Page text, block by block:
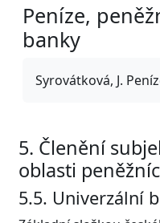
Peníze,
banky
Syrovátková, J.
5. Členění
oblasti
5.5. Univerzální